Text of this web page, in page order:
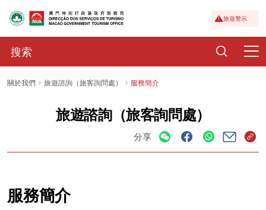
旅遊警示
關於我們 旅遊諮詢（旅客詢問處） 服務簡介
旅遊諮詢（旅客詢問處）
分享
服務簡介